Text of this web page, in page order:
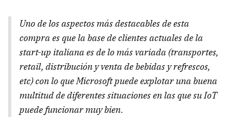
Uno de los aspectos más destacables de esta
compra es que la base de clientes actuales de la
start-up italiana es de lo más variada (transportes,
retail, distribución y venta de bebidas y refrescos,
etc) con lo que Microsoft puede explotar una buena
multitud de diferentes situaciones en las que su IoT
puede funcionar muy bien.